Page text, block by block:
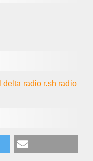
delta radio r.sh radio